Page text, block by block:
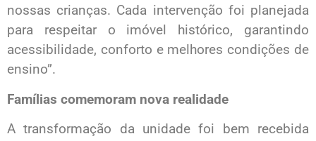
nossas crianças. Cada intervenção foi planejada
para respeitar o imóvel histórico, garantindo
acessibilidade, conforto e melhores condições de
ensino”.
Famílias comemoram nova realidade
A transformação da unidade foi bem recebida